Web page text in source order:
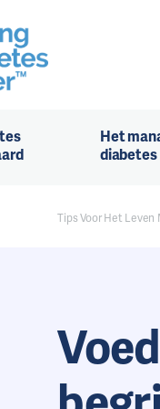
Het
diabetes
Tips Voor Het